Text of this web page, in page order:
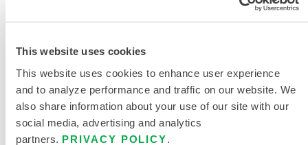
This website uses cookies
This website uses cookies to enhance user experience
and to analyze performance and traffic on our website. We
also share information about your use of our site with our
social media, advertising and analytics
partners. PRIVACY POLICY
MICROMAX TS 实验服 – 两个臀部口袋和四颗按
扣固定
EMNT101